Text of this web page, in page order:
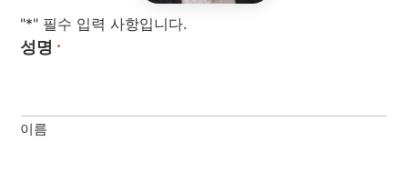
"*" 필수 입력 사항입니다.
성명 *
이름